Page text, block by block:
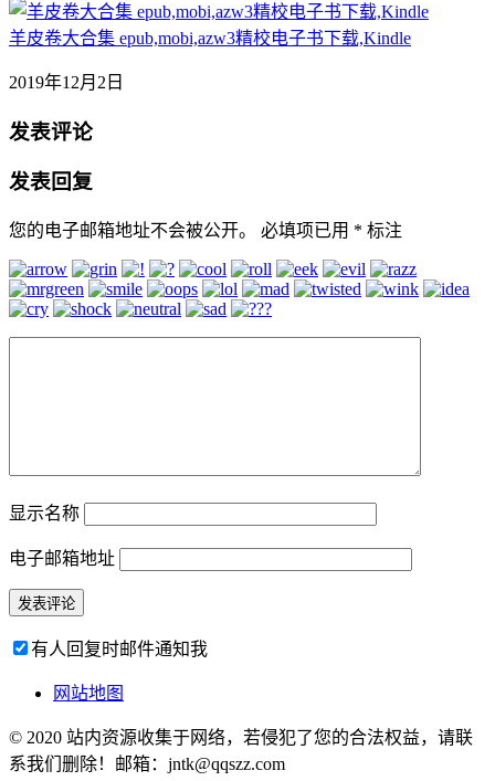
羊皮卷大合集 epub,mobi,azw3精校电子书下载,Kindle
2019年12月2日
发表评论
发表回复
您的电子邮箱地址不会被公开。 必填项已用 * 标注
显示名称
电子邮箱地址
有人回复时邮件通知我
网站地图
© 2020 站内资源收集于网络，若侵犯了您的合法权益，请联
系我们删除！邮箱：jntk@qqszz.com